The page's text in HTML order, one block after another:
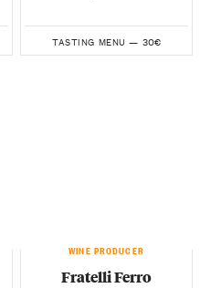
TASTING MENU — 30€
WINE PRODUCER
Fratelli Ferro